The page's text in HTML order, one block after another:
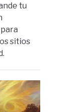
tu
sitios